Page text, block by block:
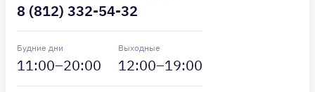
8 (812) 332-54-32
Будние дни
11:00–20:00
Выходные
12:00–19:00